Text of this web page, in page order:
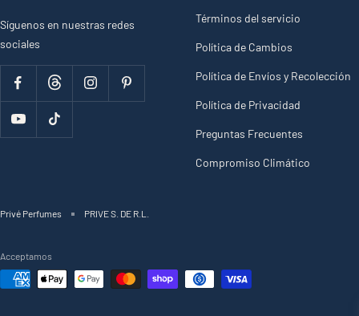
Síguenos en nuestras redes
sociales
Términos del servicio
Política de Cambios
Política de Envíos y Recolección
Política de Privacidad
Preguntas Frecuentes
Compromiso Climático
Privé Perfumes PRIVE S. DE R.L.
Acceptamos